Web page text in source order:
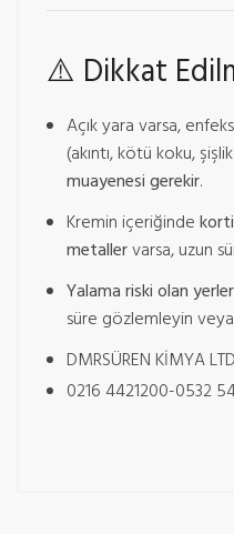
⚠️ Dikkat
Açık yara varsa,
(akıntı, kötü koku,
muayenesi gerekir.
Kremin içeriğinde
metallervarsa, uzun
Yalama riski olan
süre gözlemleyin
DMRSÜREN KİMYA
0216 4421200-0532